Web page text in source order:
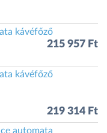
kávéfőző
215 957 Ft
kávéfőző
219 314 Ft
automata